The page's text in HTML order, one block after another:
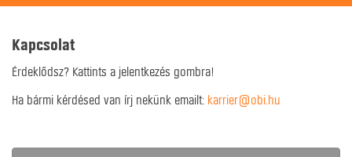
Kapcsolat
Érdeklődsz? Kattints a jelentkezés gombra!
Ha bármi kérdésed van írj nekünk emailt: karrier@obi.hu